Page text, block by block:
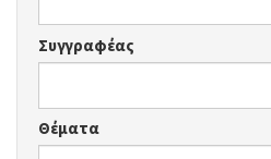
Συγγραφέας
Θέματα